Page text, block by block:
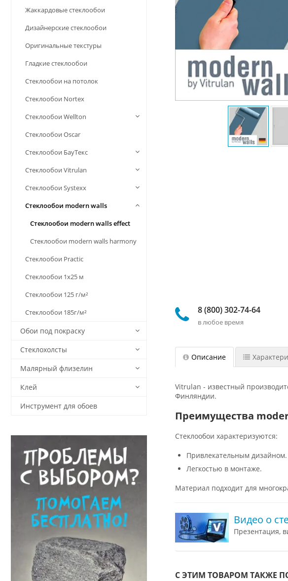
8 (800) 302-74-64
в любое время
Описание
Vitrulan - известный
Финляндии.
Преимущества
Стеклообои характеризуются:
Привлекательным дизайном.
Легкостью в монтаже.
Материал подходит для
Видео о
Презентация,
С ЭТИМ ТОВАРОМ ТАКЖЕ
Жаккардовые стеклообои
Дизайнерские стеклообои
Оригинальные текстуры
Гладкие стеклообои
Стеклообои на потолок
Стеклообои Nortex
Стеклообои Wellton
Стеклообои Oscar
Стеклообои БауТекс
Стеклообои Vitrulan
Стеклообои Systexx
Стеклообои modern walls
Стеклообои modern walls effect
Стеклообои modern walls harmony
Стеклообои Practic
Стеклообои 1х25 м
Стеклообои 125 г/м²
Стеклообои 185г/м²
Обои под покраску
Стеклохолсты
Малярный флизелин
Клей
Инструмент для обоев